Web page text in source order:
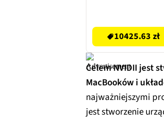
Professional,
Funkcje AI
10425.63 zł
Celem NVIDII jest
MacBooków i
najważniejszymi
jest stworzenie